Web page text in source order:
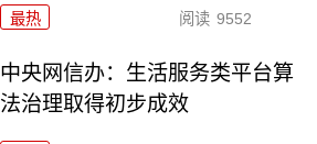
最热 阅读 9552
中央网信办：生活服务类平台算
法治理取得初步成效